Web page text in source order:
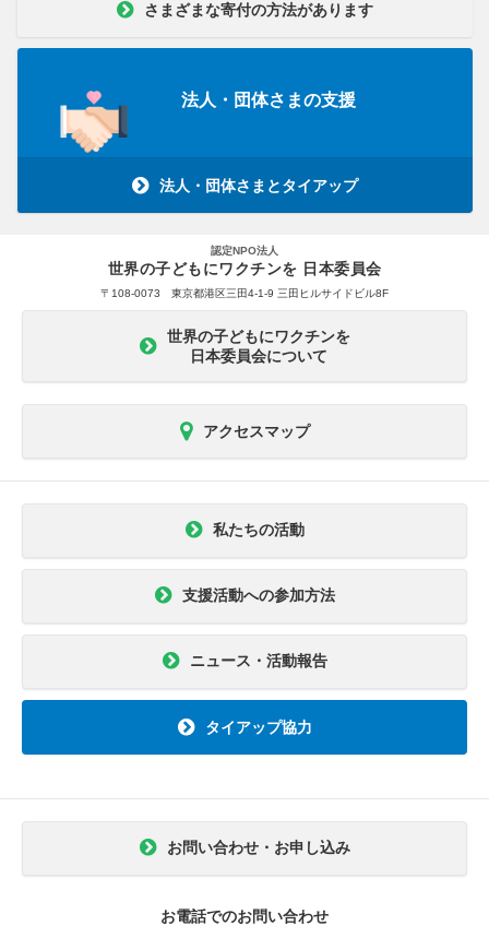
さまざまな寄付の方法があります
法人・団体さまの支援
法人・団体さまとタイアップ
認定NPO法人
世界の子どもにワクチンを 日本委員会
〒108-0073 東京都港区三田4-1-9 三田ヒルサイドビル8F
世界の子どもにワクチンを
日本委員会について
アクセスマップ
私たちの活動
支援活動への参加方法
ニュース・活動報告
タイアップ協力
お問い合わせ・お申し込み
お電話でのお問い合わせ